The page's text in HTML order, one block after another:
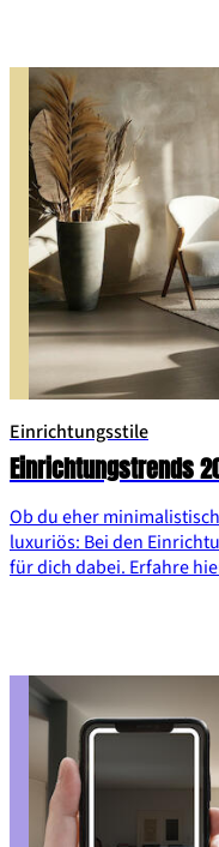
Einrichtungsstile
Einrichtungstrends
Ob du eher
luxuriös: Bei den
für dich dabei. Erfahre